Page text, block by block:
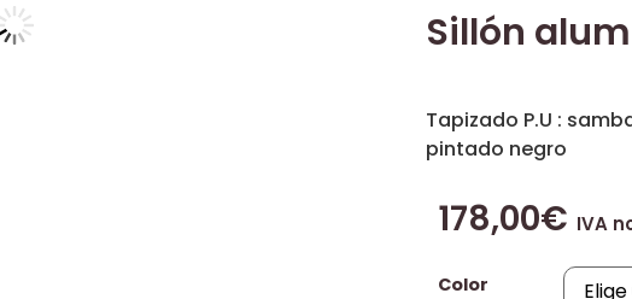
Sillón
Tapizado P.U :
pintado negro
178,00€ IVA
Color